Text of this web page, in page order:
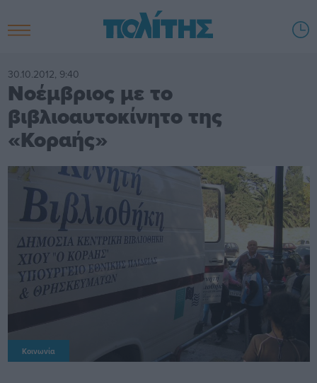
30.10.2012, 9:40
Νοέμβριος με το
βιβλιοαυτοκίνητο της
«Κοραής»
Κοινωνία